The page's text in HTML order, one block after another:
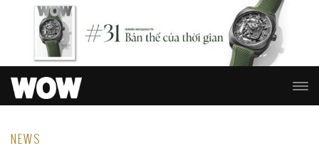
NEWS